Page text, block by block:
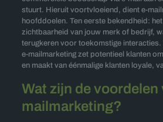
stuurt. Hieruit voortvloeiend, dient e-
hoofddoelen. Ten eerste bekendheid:
zichtbaarheid van jouw merk of bedrijf,
terugkeren voor toekomstige interacties.
e-mailmarketing zet potentieel klanten
en maakt van éénmalige klanten loyale,
Wat zijn de voordelen
mailmarketing?